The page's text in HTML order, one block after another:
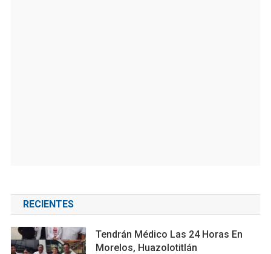
RECIENTES
Tendrán Médico Las 24 Horas En
Morelos, Huazolotitlán